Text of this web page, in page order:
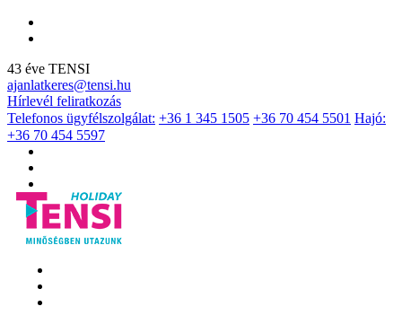
43 éve TENSI
ajanlatkeres@tensi.hu
Hírlevél feliratkozás
Telefonos ügyfélszolgálat: +36 1 345 1505 +36 70 454 5501 Hajó:
+36 70 454 5597